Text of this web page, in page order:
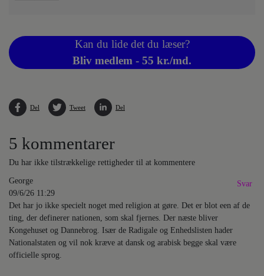
Kan du lide det du læser?
Bliv medlem - 55 kr./md.
Del Tweet Del
5 kommentarer
Du har ikke tilstrækkelige rettigheder til at kommentere
George
09/6/26 11:29
Det har jo ikke specielt noget med religion at gøre. Det er blot een af de
ting, der definerer nationen, som skal fjernes. Der næste bliver
Kongehuset og Dannebrog. Især de Radigale og Enhedslisten hader
Nationalstaten og vil nok kræve at dansk og arabisk begge skal være
officielle sprog.
Svar